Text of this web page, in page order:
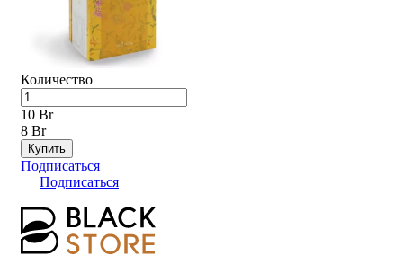
Количество
10 Br
8 Br
Купить
Подписаться
Подписаться